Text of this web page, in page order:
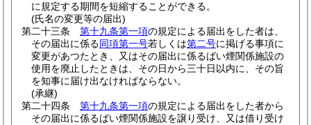
に規定する期間を短縮することができる。
(氏名の変更等の届出)
第二十三条
第十九条第一項の規定による届出をした者は、
その届出に係る同項第一号若しくは第二号に掲げる事項に
変更があつたとき、又はその届出に係るばい煙関係施設の
使用を廃止したときは、その日から三十日以内に、その旨
を知事に届け出なければならない。
(承継)
第二十四条
第十九条第一項の規定による届出をした者から
その届出に係るばい煙関係施設を譲り受け、又は借り受け